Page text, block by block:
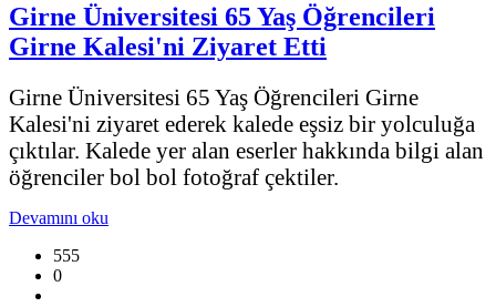
Girne Üniversitesi 65 Yaş Öğrencileri
Girne Kalesi'ni Ziyaret Etti
Girne Üniversitesi 65 Yaş Öğrencileri Girne
Kalesi'ni ziyaret ederek kalede eşsiz bir yolculuğa
çıktılar. Kalede yer alan eserler hakkında bilgi alan
öğrenciler bol bol fotoğraf çektiler.
Devamını oku
555
0